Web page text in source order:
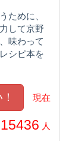
ために、
して京野
味わって
シピ本を
現在
15436 人